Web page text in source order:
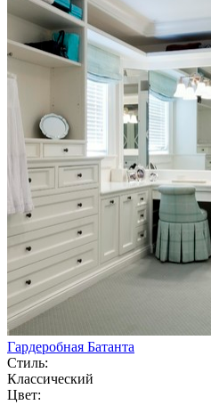
Гардеробная Батанта
Стиль:
Классический
Цвет: